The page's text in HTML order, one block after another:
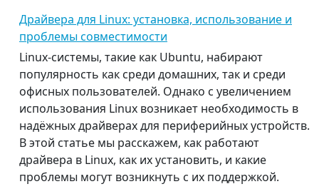
Драйвера для Linux: установка, использование и
проблемы совместимости
Linux-системы, такие как Ubuntu, набирают
популярность как среди домашних, так и среди
офисных пользователей. Однако с увеличением
использования Linux возникает необходимость в
надёжных драйверах для периферийных устройств.
В этой статье мы расскажем, как работают
драйвера в Linux, как их установить, и какие
проблемы могут возникнуть с их поддержкой.